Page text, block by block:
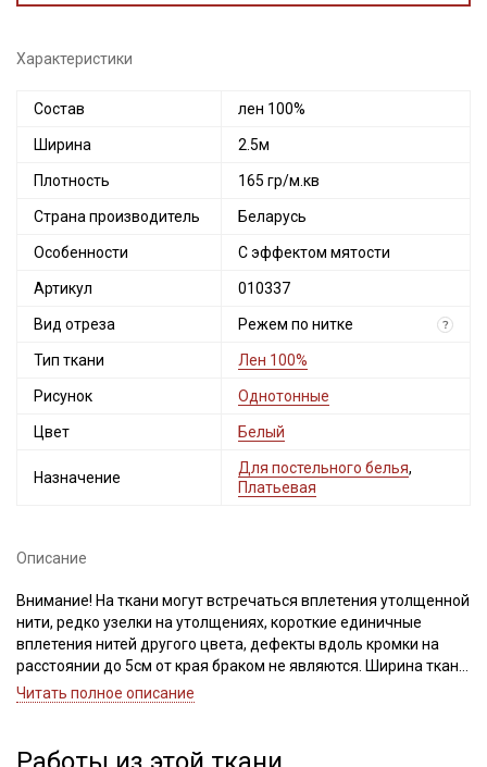
Характеристики
Состав лен 100%
Ширина 2.5м
Плотность 165 гр/м.кв
Страна производитель Беларусь
Особенности С эффектом мятости
Артикул 010337
Вид отреза Режем по нитке ?
Тип ткани Лен 100%
Рисунок Однотонные
Цвет Белый
Назначение
Для постельного белья,
Платьевая
Описание
Внимание! На ткани могут встречаться вплетения утолщенной
нити, редко узелки на утолщениях, короткие единичные
вплетения нитей другого цвета, дефекты вдоль кромки на
расстоянии до 5см от края браком не являются. Ширина ткани
±2см.
по диагонали, чтобы нити распрямились и диагональный
Читать полное описание